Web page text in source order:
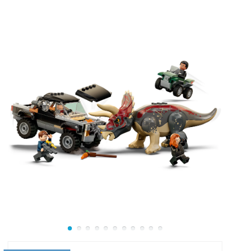
окаменелого зуба и доисторического яйца можно
узнать множество интересных фактов о динозаврах.
Конструктор Лего 76940 купить можно для всех
фанатов доисторического мира и его жителей. Собрав
набор с помощью бумажной инструкции или
бесплатного электронного приложения, можно
изучать скелет тираннозавра, двигать его
конечностями, изложить всю полученную
информацию на доску, подробно рассмотреть яйцо
мальчикам разных возрастов, он станет прекрасным